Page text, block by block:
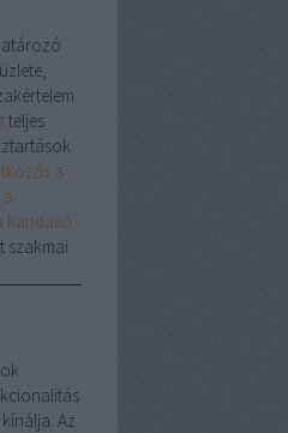
teljes
a
kandalló
szakmai
Az